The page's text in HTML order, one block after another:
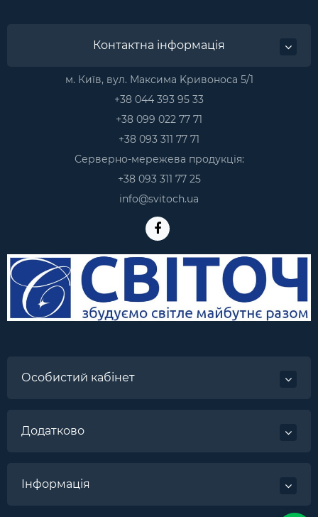
Контактна інформація
м. Київ, вул. Максима Kривоноса 5/1
+38 044 393 95 33
+38 099 022 77 71
+38 093 311 77 71
Серверно-мережева продукція:
+38 093 311 77 25
info@svitoch.ua
Особистий кабінет
Додатково
Інформація